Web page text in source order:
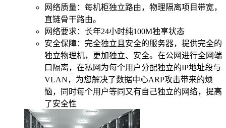
云计算
安全防护
全球分布式防御
混合云
快速部署组网
超融合
大企业首选
网络质量： 每机柜独立路由，物理隔离项目带宽，
直链骨干路由。
网络要求： 长年24小时纯100M独享状态
安全保障： 完全独立且安全的服务器，提供完全的
独立物理机，更加独立、安全。在公网进行全网端
口隔离，在私网为每个用户分配独立的IP地址段与
VLAN，为您解决了数据中心ARP攻击带来的烦
恼，同时每个用户等同又有自己独立的网络，提高
了安全性